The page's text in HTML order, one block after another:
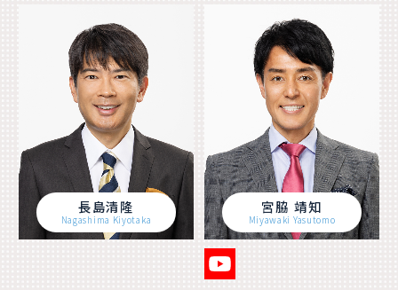
長島清隆
Nagashima Kiyotaka
宮脇 靖知
Miyawaki Yasutomo